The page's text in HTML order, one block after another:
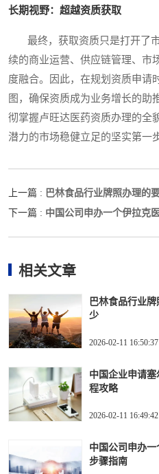
长期视野：超越资质获取
最终，获取资质只是打开了
续的商业运营、供应链管理、市
度融合。因此，在规划资质申请
图，确保资质成为业务增长的助
彻掌握卢旺达医药资质办理的全
潜力的市场稳健立足的坚实第一
上一篇 : 巴林食品行业牌照办理的
下一篇 : 中国公司申办一个伊拉克
相关文章
巴林食品行业
少
2026-02-11 16:50:37
中国企业申请
程攻略
2026-02-11 16:49:42
中国公司申办
步骤指南